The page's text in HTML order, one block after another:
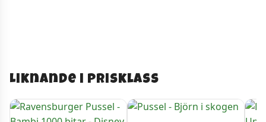
Liknande i prisklass